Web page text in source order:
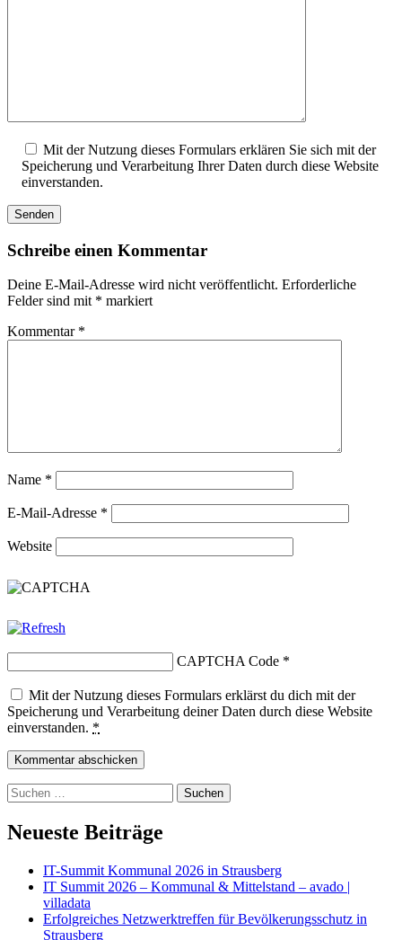
Mit der Nutzung dieses Formulars erklären Sie sich mit der
Speicherung und Verarbeitung Ihrer Daten durch diese Website
einverstanden.
Schreibe einen Kommentar
Deine E-Mail-Adresse wird nicht veröffentlicht. Erforderliche
Felder sind mit * markiert
Kommentar *
Name *
E-Mail-Adresse *
Website
CAPTCHA Code *
Mit der Nutzung dieses Formulars erklärst du dich mit der
Speicherung und Verarbeitung deiner Daten durch diese Website
einverstanden. *
Suchen
nach:
Neueste Beiträge
IT-Summit Kommunal 2026 in Strausberg
IT Summit 2026 – Kommunal & Mittelstand – avado |
villadata
Erfolgreiches Netzwerktreffen für Bevölkerungsschutz in
Strausberg